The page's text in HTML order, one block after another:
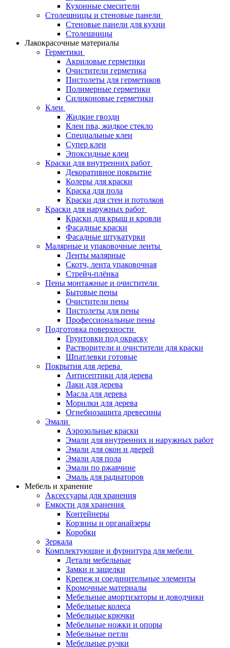
Кухонные смесители
Столешницы и стеновые панели
Стеновые панели для кухни
Столешницы
Лакокрасочные материалы
Герметики
Акриловые герметики
Очистители герметика
Пистолеты для герметиков
Полимерные герметики
Силиконовые герметики
Клеи
Жидкие гвозди
Клеи пва, жидкое стекло
Специальные клеи
Супер клеи
Эпоксидные клеи
Краски для внутренних работ
Декоративное покрытие
Колеры для краски
Краска для пола
Краски для стен и потолков
Краски для наружных работ
Краски для крыш и кровли
Фасадные краски
Фасадные штукатурки
Малярные и упаковочные ленты
Ленты малярные
Скотч, лента упаковочная
Стрейч-плёнка
Пены монтажные и очистители
Бытовые пены
Очистители пены
Пистолеты для пены
Профессиональные пены
Подготовка поверхности
Грунтовки под окраску
Растворители и очистители для краски
Шпатлевки готовые
Покрытия для дерева
Антисептики для дерева
Лаки для дерева
Масла для дерева
Морилки для дерева
Огнебиозащита древесины
Эмали
Аэрозольные краски
Эмали для внутренних и наружных работ
Эмали для окон и дверей
Эмали для пола
Эмали по ржавчине
Эмаль для радиаторов
Мебель и хранение
Аксессуары для хранения
Емкости для хранения
Контейнеры
Корзины и органайзеры
Коробки
Зеркала
Комплектующие и фурнитура для мебели
Детали мебельные
Замки и защелки
Крепеж и соединительные элементы
Кромочные материалы
Мебельные амортизаторы и доводчики
Мебельные колеса
Мебельные крючки
Мебельные ножки и опоры
Мебельные петли
Мебельные ручки